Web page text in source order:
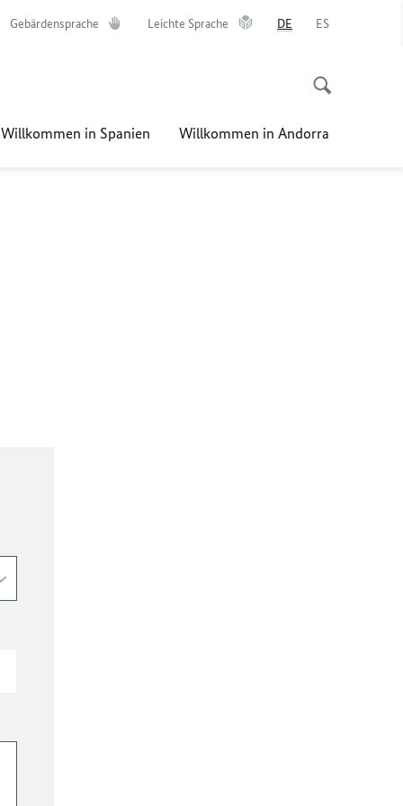
Gebärdensprache Leichte Sprache DE ES
Willkommen in Spanien Willkommen in Andorra